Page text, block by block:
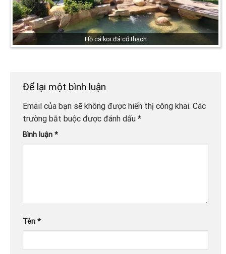
Hồ cá koi đá cổ thạch
Để lại một bình luận
Email của bạn sẽ không được hiển thị công khai. Các
trường bắt buộc được đánh dấu *
Bình luận *
Tên *